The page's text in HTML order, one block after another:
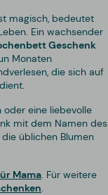
magisch, bedeutet
Ein wachsender
Geschenk
Monaten
die sich auf
oder eine liebevolle
mit dem Namen des
üblichen Blumen
Mama . Für weitere